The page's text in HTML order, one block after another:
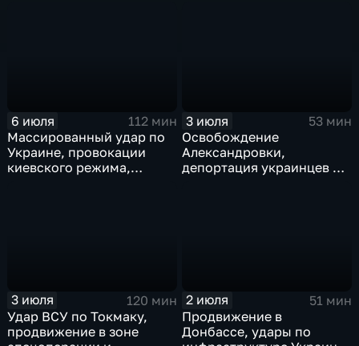
6 июля
112 мин
Массированный удар по
Украине, провокации
киевского режима,
3 июля
53 мин
Освобождение
Александровки,
депортация украинцев из
3 июля
120 мин
Удар ВСУ по Токмаку,
продвижение в зоне
2 июля
51 мин
Продвижение в
Донбассе, удары по